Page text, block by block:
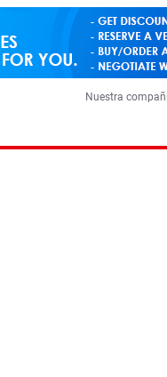
Nuestra